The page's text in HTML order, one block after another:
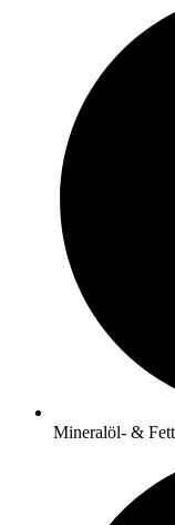
Mineralöl- &